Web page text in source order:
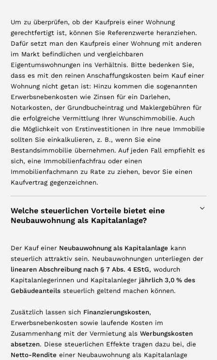
Um zu überprüfen, ob der Kaufpreis einer Wohnung
gerechtfertigt ist, können Sie Referenzwerte heranziehen.
Dafür setzt man den Kaufpreis einer Wohnung mit anderen
im Markt befindlichen und vergleichbaren
Eigentumswohnungen ins Verhältnis. Bitte bedenken Sie,
dass es mit den reinen Anschaffungskosten beim Kauf einer
Wohnung nicht getan ist: Hinzu kommen die sogenannten
Erwerbsnebenkosten wie Zinsen für ein Darlehen,
Notarkosten, der Grundbucheintrag und Maklergebühren für
die erfolgreiche Vermittlung Ihrer Wunschimmobilie. Auch
die Möglichkeit von Erstinvestitionen in Ihre neue Immobilie
sollten Sie einkalkulieren, z. B., wenn Sie eine
Bestandsimmobilie übernehmen. Auf jeden Fall empfiehlt es
sich, eine Immobilienfachfrau oder einen
Immobilienfachmann zu Rate zu ziehen, bevor Sie einen
Kaufvertrag gegenzeichnen.
Welche steuerlichen Vorteile bietet eine
Neubauwohnung als Kapitalanlage?
Der Kauf einer Neubauwohnung als Kapitalanlage kann
steuerlich attraktiv sein. Neubauwohnungen unterliegen der
linearen Abschreibung nach § 7 Abs. 4 EStG, wodurch
Kapitalanlegerinnen und Kapitalanleger jährlich 3,0 % des
Gebäudeanteils steuerlich geltend machen können.
Zusätzlich lassen sich Finanzierungskosten,
Erwerbsnebenkosten sowie laufende Kosten im
Zusammenhang mit der Vermietung alsWerbungskosten
absetzen. Diese steuerlichen Effekte tragen dazu bei, die
Netto-Rendite einer Neubauwohnung als Kapitalanlage